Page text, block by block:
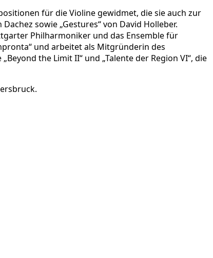
für die Violine gewidmet, die sie auch zur
sowie „Gestures“ von David Holleber.
Philharmoniker und das Ensemble für
und arbeitet als Mitgründerin des
the Limit II“ und „Talente der Region VI“, die